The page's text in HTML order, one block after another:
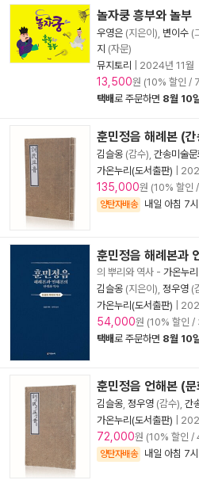
놀자쿵 흥부와 놀부
우영은 (지은이), 변이수 (
지 (자문)
뮤지토리
2024년 11월
13,500원 (10% 할인 /
택배로 주문하면 8월 10
훈민정음 해례본 (
김슬옹 (감수), 간송미술
가온누리(도서출판)
135,000원 (10% 할인
양탄자배송 내일 아침 7시
훈민정음 해례본과
의 뿌리와 역사 - 가온누
김슬옹 (지은이), 정우영 (
가온누리(도서출판)
54,000원 (10% 할인
택배로 주문하면 8월 10
훈민정음 언해본 (
김슬옹 정우영 (감수), 간
가온누리(도서출판)
72,000원 (10% 할인 /
양탄자배송 내일 아침 7시